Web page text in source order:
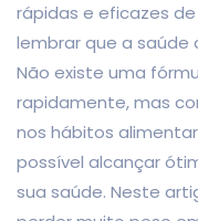
rápidas e eficazes
lembrar que a saúde
Não existe uma
rapidamente, mas
nos hábitos
possível alcançar
sua saúde. Neste